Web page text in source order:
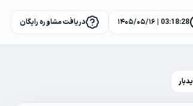
03:18:29 | ۱۴۰۵/۰۵/۱۶ دریافت مشاوره رایگان